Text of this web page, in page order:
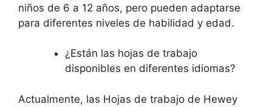
niños de 6 a 12 años, pero pueden adaptarse
para diferentes niveles de habilidad y edad.
¿Están las hojas de trabajo
disponibles en diferentes idiomas?
Actualmente, las Hojas de trabajo de Hewey